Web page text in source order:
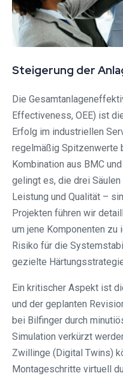
Steigerung der
Die
Effectiveness, OEE) ist
Erfolg im industriellen
regelmäßig Spitzenwerte
Kombination aus BMC
gelingt es, die drei
Leistung und Qualität –
Projekten führen wir
um jene Komponenten
Risiko für die
gezielte
Ein kritischer Aspekt ist
und der geplanten
bei Bilfinger durch
Simulation verkürzt
Zwillinge (Digital Twins)
Montageschritte virtuell